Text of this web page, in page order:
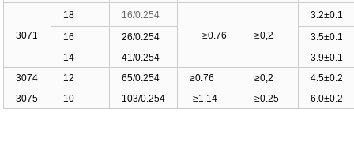
3071
18 16/0.254
≥0.76 ≥0,2
3.2±0.1
16
26/0.254 3.5±0.1
14
41/0.254
3.9±0.1
3074
12 65/0.254 ≥0.76 ≥0,2 4.5±0.2
3075
10 103/0.254 ≥1.14 ≥0.25 6.0±0.2